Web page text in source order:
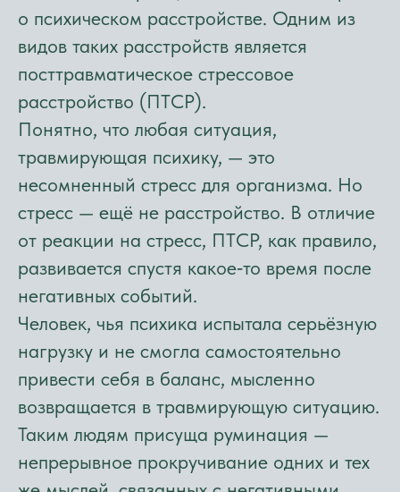
о психическом расстройстве. Одним из
видов таких расстройств является
посттравматическое стрессовое
расстройство (ПТСР).
Понятно, что любая ситуация,
травмирующая психику, — это
несомненный стресс для организма. Но
стресс — ещё не расстройство. В отличие
от реакции на стресс, ПТСР, как правило,
развивается спустя какое‑то время после
негативных событий.
Человек, чья психика испытала серьёзную
нагрузку и не смогла самостоятельно
привести себя в баланс, мысленно
возвращается в травмирующую ситуацию.
Таким людям присуща руминация —
непрерывное прокручивание одних и тех